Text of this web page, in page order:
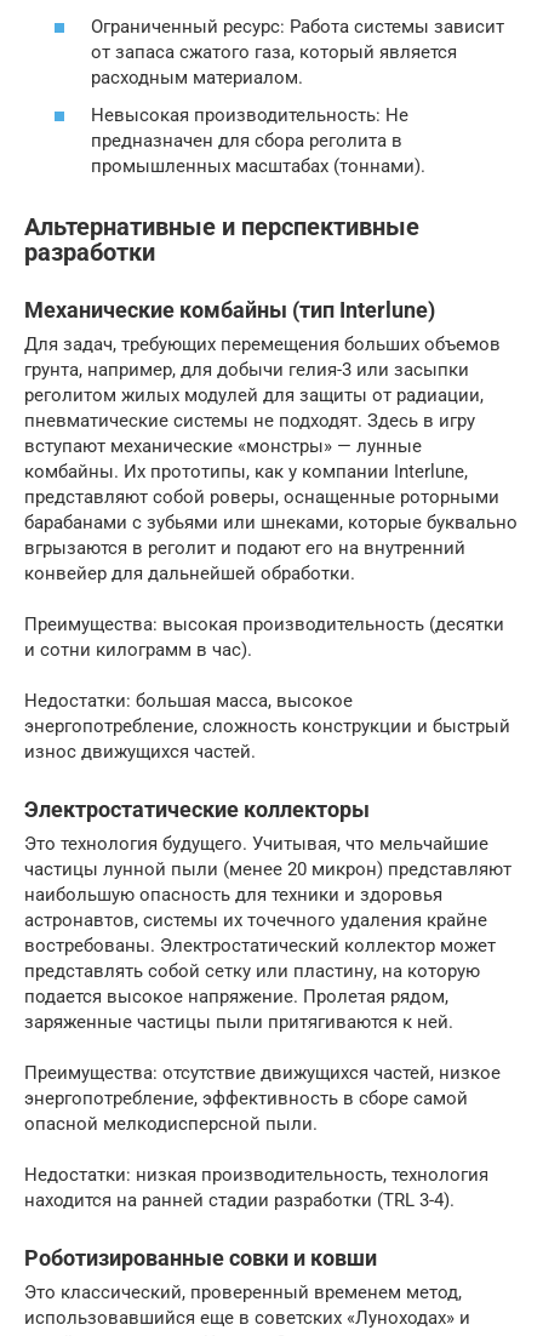
Ограниченный ресурс: Работа системы зависит
от запаса сжатого газа, который является
расходным материалом.
Невысокая производительность: Не
предназначен для сбора реголита в
промышленных масштабах (тоннами).
Альтернативные и перспективные
разработки
Механические комбайны (тип Interlune)
Для задач, требующих перемещения больших объемов
грунта, например, для добычи гелия-3 или засыпки
реголитом жилых модулей для защиты от радиации,
пневматические системы не подходят. Здесь в игру
вступают механические «монстры» — лунные
комбайны. Их прототипы, как у компании Interlune,
представляют собой роверы, оснащенные роторными
барабанами с зубьями или шнеками, которые буквально
вгрызаются в реголит и подают его на внутренний
конвейер для дальнейшей обработки.
Преимущества: высокая производительность (десятки
и сотни килограмм в час).
Недостатки: большая масса, высокое
энергопотребление, сложность конструкции и быстрый
износ движущихся частей.
Электростатические коллекторы
Это технология будущего. Учитывая, что мельчайшие
частицы лунной пыли (менее 20 микрон) представляют
наибольшую опасность для техники и здоровья
астронавтов, системы их точечного удаления крайне
востребованы. Электростатический коллектор может
представлять собой сетку или пластину, на которую
подается высокое напряжение. Пролетая рядом,
заряженные частицы пыли притягиваются к ней.
Преимущества: отсутствие движущихся частей, низкое
энергопотребление, эффективность в сборе самой
опасной мелкодисперсной пыли.
Недостатки: низкая производительность, технология
находится на ранней стадии разработки (TRL 3-4).
Роботизированные совки и ковши
Это классический, проверенный временем метод,
использовавшийся еще в советских «Луноходах» и